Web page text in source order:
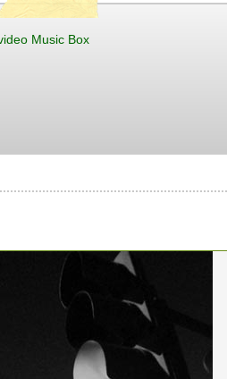
Music Box
hacer
login.